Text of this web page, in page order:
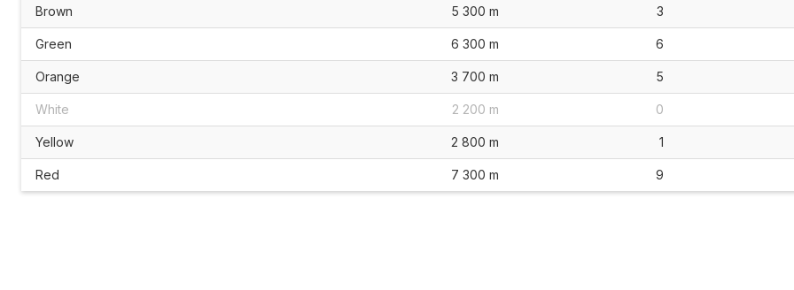
Brown 5 300 m 3
Green 6 300 m 6
Orange 3 700 m 5
White 2 200 m 0
Yellow 2 800 m 1
Red 7 300 m 9